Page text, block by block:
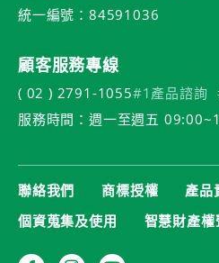
統一編號：84591036
顧客服務專線
( 02 ) 2791-1055#1產品諮詢
服務時間：週一至週五
聯絡我們 商標授權
產品
個資蒐集及使用
智慧財產權